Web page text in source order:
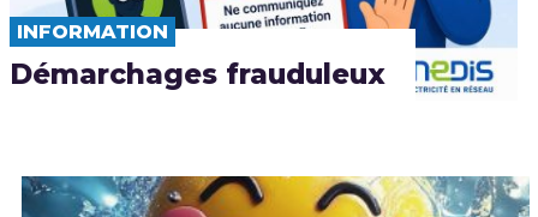
INFORMATION
Démarchages frauduleux